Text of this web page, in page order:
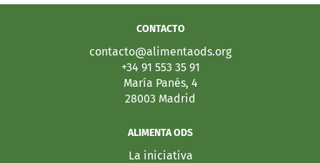
CONTACTO
contacto@alimentaods.org
+34 91 553 35 91
María Panés, 4
28003 Madrid
ALIMENTA ODS
La iniciativa